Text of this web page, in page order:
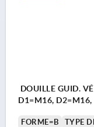
DOUILLE GUID.
D1=M16, D2=M16,
FORME=B TYPE